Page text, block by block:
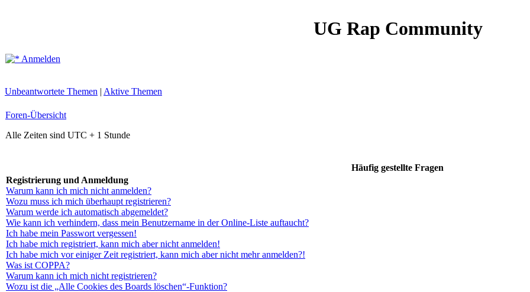
UG Rap Community
Anmelden
Unbeantwortete Themen | Aktive Themen
Foren-Übersicht
Alle Zeiten sind UTC + 1 Stunde
Häufig gestellte Fragen
Registrierung und Anmeldung
Warum kann ich mich nicht anmelden?
Wozu muss ich mich überhaupt registrieren?
Warum werde ich automatisch abgemeldet?
Wie kann ich verhindern, dass mein Benutzername in der Online-Liste auftaucht?
Ich habe mein Passwort vergessen!
Ich habe mich registriert, kann mich aber nicht anmelden!
Ich habe mich vor einiger Zeit registriert, kann mich aber nicht mehr anmelden?!
Was ist COPPA?
Warum kann ich mich nicht registrieren?
Wozu ist die „Alle Cookies des Boards löschen“-Funktion?